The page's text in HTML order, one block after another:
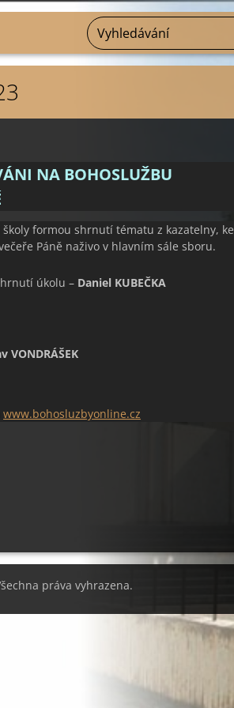
NA BOHOSLUŽBU
formou shrnutí tématu z kazatelny, ke
Páně naživo v hlavním sále sboru.
úkolu – Daniel KUBEČKA
VONDRÁŠEK
www.bohosluzbyonline.cz
práva vyhrazena.